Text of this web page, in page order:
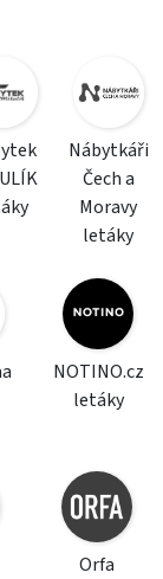
Nábytkáři
Čech a
Moravy
letáky
NOTINO.cz
letáky
Orfa